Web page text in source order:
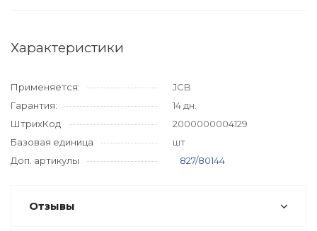
Характеристики
Применяется:
JCB
Гарантия:
14 дн.
ШтрихКод
2000000004129
Базовая единица
шт
Доп. артикулы
827/80144
Отзывы